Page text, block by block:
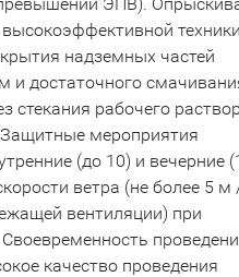
надземных частей
и достаточного
стекания рабочего
мероприятия
(до 10) и вечерние
ветра (не более 5 м
вентиляции) при
качество проведения